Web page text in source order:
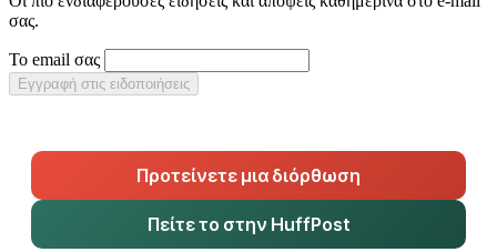
σας.
Το email σας
Εγγραφή στις ειδοποιήσεις
Προτείνετε μια διόρθωση
Πείτε το στην HuffPost